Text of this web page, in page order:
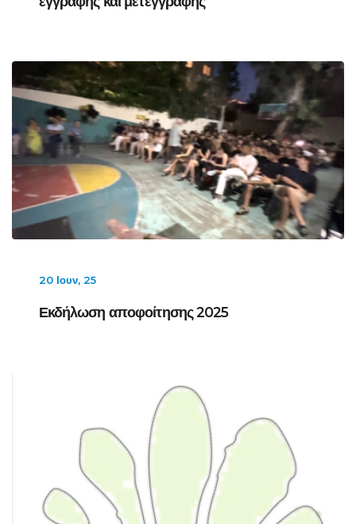
20 Ιουν, 25
Εκδήλωση αποφοίτησης 2025